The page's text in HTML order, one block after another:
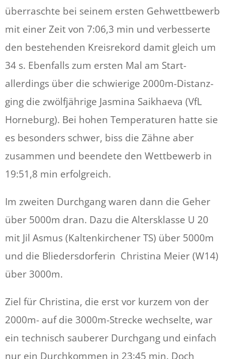
überraschte bei seinem ersten Gehwettbewerb
mit einer Zeit von 7:06,3 min und verbesserte
den bestehenden Kreisrekord damit gleich um
34 s. Ebenfalls zum ersten Mal am Start-
allerdings über die schwierige 2000m-Distanz-
ging die zwölfjährige Jasmina Saikhaeva (VfL
Horneburg). Bei hohen Temperaturen hatte sie
es besonders schwer, biss die Zähne aber
zusammen und beendete den Wettbewerb in
19:51,8 min erfolgreich.
Im zweiten Durchgang waren dann die Geher
über 5000m dran. Dazu die Altersklasse U 20
mit Jil Asmus (Kaltenkirchener TS) über 5000m
und die Bliedersdorferin Christina Meier (W14)
über 3000m.
Ziel für Christina, die erst vor kurzem von der
2000m- auf die 3000m-Strecke wechselte, war
ein technisch sauberer Durchgang und einfach
nur ein Durchkommen in 23:45 min. Doch